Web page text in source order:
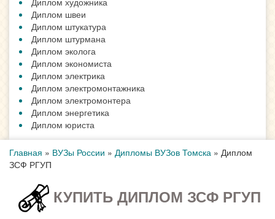
Диплом швеи
Диплом штукатура
Диплом штурмана
Диплом эколога
Диплом экономиста
Диплом электрика
Диплом электромонтажника
Диплом электромонтера
Диплом энергетика
Диплом юриста
Главная » ВУЗы России » Дипломы ВУЗов Томска » Диплом
ЗСФ РГУП
КУПИТЬ ДИПЛОМ ЗСФ РГУП